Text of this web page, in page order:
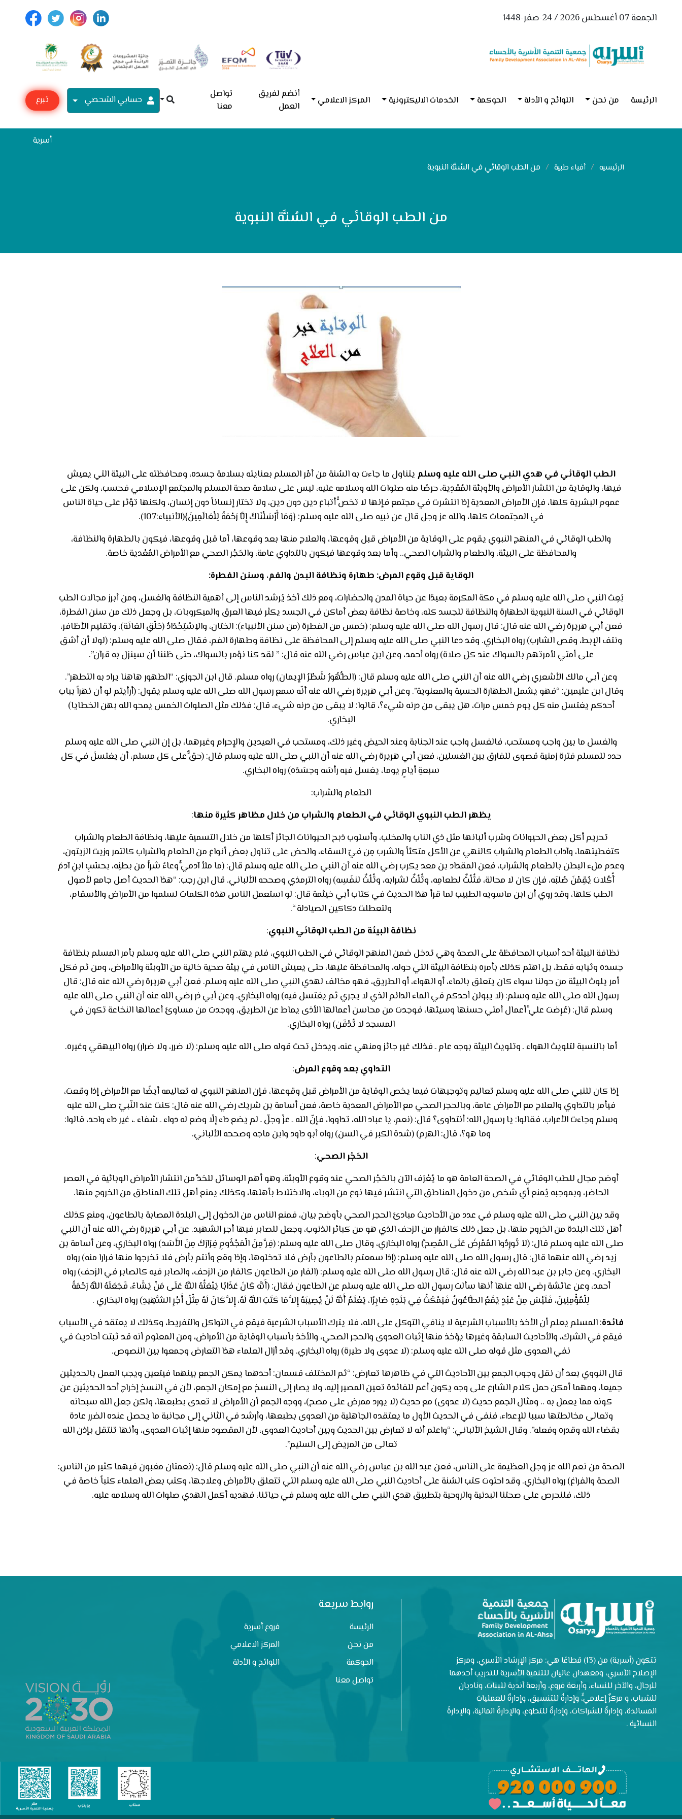
الجمعة 07 أغسطس 2026 / 24-صفر-1448
الرئيسة من نحن اللوائح و الأدلة الحوكمة الخدمات الاليكترونية المركز الاعلامي
أنضم لفريق
العمل
تواصل
معنا
حسابي الشحصي
تبرع
أسرية
الرئيسيه أفياء طبية من الطب الوقائي في السُنَّة النبوية
من الطب الوقائي في السُنَّة النبوية
الطب الوقائي في هدي النبي صلى الله عليه وسلم يتناول ما جاءت به السُنة من أمْر المسلم بعنايته بسلامة جسده، ومحافظته على البيئة التي يعيش
فيها، والوقاية من انتشار الأمراض والأوبئة المُعْدِية، حرصًا منه صلوات الله وسلامه عليه، ليس على سلامة صحة المسلم والمجتمع الإسلامي فحسب، ولكن على
عموم البشرية كلها، فإن الأمراض المعدية إذا انتشرت في مجتمع فإنها لا تخصُّ أتباع دين دون دين، ولا تختار إنساناً دون إنسان، ولكنها تؤثر على حياة الناس
في المجتمعات كلها، والله عز وجل قال عن نبيه صلى الله عليه وسلم: {وَمَا أَرْسَلْنَاكَ إِلَّا رَحْمَةً لِلْعَالَمِينَ}(الأنبياء:107).
والطب الوقائي في المنهج النبوي يقوم على الوقاية من الأمراض قبل وقوعها، والعلاج منها بعد وقوعها، أما قبل وقوعها، فيكون بالطهارة والنظافة،
والمحافظة على البيئة، والطعام والشراب الصحي.. وأما بعد وقوعها فيكون بالتداوي عامة، والحَجْر الصحي مع الأمراض المُعْدية خاصة.
الوقاية قبل وقوع المرض: طهارة ونظافة البدن والفم، وسنن الفطرة:
بُعِث النبي صلى الله عليه وسلم في مكة المكرمة بعيدًا عن حياة المدن والحضارات، ومع ذلك أخذ يُرشد الناس إلى أهمية النظافة والغسل، ومن أبرز مجالات الطب
الوقائي في السنة النبوية الطهارة والنظافة للجسد كله، وخاصة نظافة بعض أماكن في الجسد يكثر فيها العرق والميكروبات، بل وجعل ذلك من سنن الفطرة،
فعن أبي هريرة رضي الله عنه قال: قال رسول الله صلى الله عليه وسلم: (خمس من الفطرة (من سنن الأنبياء): الختان، والاِسْتِحْدَادُ (حَلْقِ العَانَة)، وتقليم الأظافر،
ونتف الإبط، وقص الشارب) رواه البخاري. وقد دعا النبي صلى الله عليه وسلم إلى المحافظة على نظافة وطهارة الفم، فقال صلى الله عليه وسلم: (لولا أن أشق
على أمتي لأمرتهم بالسواك عند كل صلاة) رواه أحمد، وعن ابن عباس رضي الله عنه قال: ” لقد كنا نؤمر بالسواك، حتى ظننا أن سينزل به قرآن”.
وعن أبي مالك الأشعري رضي الله عنه أن النبي صلى الله عليه وسلم قال: (الطُّهُورُ شَطْرُ الإيمان) رواه مسلم. قال ابن الجوزي: “الطهور هاهنا يراد به التطهر”.
وقال ابن عثيمين: “فهو يشمل الطهارة الحسية والمعنوية”. وعن أبي هريرة رضي الله عنه أنّه سمع رسول الله صلى الله عليه وسلم يقول: (أرأيتم لو أن نهراً بباب
أحدكم يغتسل منه كل يوم خمس مرات، هل يبقى من درنه شيء؟، قالوا: لا يبقى من درنه شيء، قال: فذلك مثل الصلوات الخمس يمحو الله بهن الخطايا)
البخاري.
والغسل ما بين واجب ومستحب، فالغسل واجب عند الجنابة وعند الحيض وغير ذلك، ومستحب في العيدين والإحرام وغيرهما، بل إن النبي صلى الله عليه وسلم
حدد للمسلم فترة زمنية قصوى للفارق بين الغسلين، فعن أبي هريرة رضي الله عنه أن النبي صلى الله عليه وسلم قال: (حقٌّ على كل مسلم، أن يغتسلَ في كل
سبعةِ أيامٍ يوما، يغسل فيه رأسَه وجسَدَه) رواه البخاري.
الطعام والشراب:
يظهر الطب النبوي الوقائي في الطعام والشراب من خلال مظاهر كثيرة منها:
تحريم أكل بعض الحيوانات وشرب ألبانها مثل ذي الناب والمخلب، وأسلوب ذبح الحيوانات الجائز أكلها من خلال التسمية عليها، ونظافة الطعام والشراب
كتغطيتهما، وآداب الطعام والشراب كالنهي عن الأكل متكئاً والشرب مِن فيّ السقاء، والحض على تناول بعض أنواع من الطعام والشراب كالتمر وزيت الزيتون،
وعدم ملء البطن بالطعام والشراب، فعن المقداد بن معد يكرب رضي الله عنه أن النبي صلى الله عليه وسلم قال: (ما ملأ آدميٌّ وعاءً شرًّا من بطنِه، بحسْبِ ابنِ آدمَ
أُكُلات يُقِمْنَ صُلبَه، فإن كان لا محالة، فثُلُثٌ لطعامِه، وثُلُثٌ لشرابه، وثُلُثٌ لنفَسِه) رواه الترمذي وصححه الألباني. قال ابن رجب: “هذا الحديث أصل جامع لأصول
الطب كلها، وقد روي أن ابن ماسويه الطبيب لما قرأ هذا الحديث في كتاب أبي خيثمة قال: لو استعمل الناس هذه الكلمات لسلموا من الأمراض والأسقام،
ولتعطلت دكاكين الصيادلة “.
نظافة البيئة من الطب الوقائي النبوي:
نظافة البيئة أحد أسباب المحافظة على الصحة وهي تدخل ضمن المنهج الوقائي في الطب النبوي، فلم يهتم النبي صلى الله عليه وسلم بأمر المسلم بنظافة
جسده وثيابه فقط، بل اهتم كذلك بأمره بنظافة البيئة التي حوله، والمحافظة عليها، حتى يعيش الناس في بيئة صحية خالية من الأوبئة والأمراض، ومن ثم فكل
أمر يلوث البيئة من حولنا سواء كان يتعلق بالماء، أو الهواء، أو الطريق، فهو مخالف لهدي النبي صلى الله عليه وسلم. فعن أبي هريرة رضي الله عنه قال: قال
رسول الله صلى الله عليه وسلم: (لا يبولن أحدكم في الماء الدائم الذي لا يجري ثم يغتسل فيه) رواه البخاري. وعن أبي ذر رضي الله عنه أن النبي صلى الله عليه
وسلم قال: (عُرِضت عليَّ أعمال أمتي حسنها وسيئها، فوجدت من محاسن أعمالها الأذى يماط عن الطريق، ووجدت من مساوئ أعمالها النخاعة تكون في
المسجد لا تُدْفَن) رواه البخاري.
أما بالنسبة لتلويث الهواء ـ وتلويث البيئة بوجه عام ـ فذلك غير جائز ومنهي عنه، ويدخل تحت قوله صلى الله عليه وسلم: (لا ضرر، ولا ضرار) رواه البيهقي وغيره.
التداوي بعد وقوع المرض:
إذا كان للنبي صلى الله عليه وسلم تعاليم وتوجيهات فيما يخص الوقاية من الأمراض قبل وقوعها، فإن المنهج النبوي له تعاليمه أيضًا مع الأمراض إذا وقعت،
فيأمر بالتداوي والعلاج مع الأمراض عامة، وبالحجر الصحي مع الأمراض المعدية خاصة، فعن أسامة بن شريك رضي الله عنه قال: كنت عند النّبيّ صلى الله عليه
وسلم وجاءت الأعراب، فقالوا: يا رسول الله؛ أنتداوى؟ قال: (نعم، يا عباد الله، تداووا، فإنّ الله ـ عزّ وجلّ ـ لم يضع داء إلّا وضع له دواء ـ شفاء ـ، غير داء واحد، قالوا:
وما هو؟، قال: الهرم) (شدة الكبر في السن) رواه أبو داود وابن ماجه وصححه الألباني.
الحَجْرالصحي:
أوضح مجال للطب الوقائي في الصحة العامة هو ما يُعْرَف الآن بالحَجْر الصحي عند وقوع الأوبئة، وهو أهم الوسائل للحَدِّ من انتشار الأمراض الوبائية في العصر
الحاضر، وبموجبه يُمنع أي شخص من دخول المناطق التي انتشر فيها نوع من الوباء، والاختلاط بأهلها، وكذلك يمنع أهل تلك المناطق من الخروج منها.
وقد بين النبي صلى الله عليه وسلم في عدد من الأحاديث مبادئ الحجر الصحي بأوضح بيان، فمنع الناس من الدخول إلى البلدة المصابة بالطاعون، ومنع كذلك
أهل تلك البلدة من الخروج منها، بل جعل ذلك كالفرار من الزحف الذي هو من كبائر الذنوب، وجعل للصابر فيها أجر الشهيد. عن أبي هريرة رضي الله عنه أن النبي
صلى الله عليه وسلم قال: (لاَ تُورِدُوا المُمْرِضَ عَلَى المُصِحِّ) رواه البخاري، وقال صلى الله عليه وسلم: (فِرَّ مِنَ الْمَجْذُومِ فِرَارَكَ مِنَ الأَسَد) رواه البخاري، وعن أسامة بن
زيد رضي الله عنهما قال: قال رسول الله صلى الله عليه وسلم: (إذا سمعتم بالطاعون بأرض فلا تدخلوها، وإذا وقع وأنتم بأرض فلا تخرجوا منها فرارا منه) رواه
البخاري. وعن جابر بن عبد الله رضي الله عنه قال: قال رسول الله صلى الله عليه وسلم: (الفار من الطاعون كالفار من الزحف، والصابر فيه كالصابر في الزحف) رواه
أحمد، وعن عائشة رضي الله عنها أنها سألت رسول الله صلى الله عليه وسلم عن الطاعون فقال: (أَنَّه كَانَ عَذَابًا يَبْعَثُهُ اللَّهُ عَلَى مَنْ يَشَاءُ، فَجَعَلَهُ اللَّهُ رَحْمَةً
لِلْمُؤْمِنِينَ، فَلَيْسَ مِنْ عَبْدٍ يَقَعُ الطَّاعُونُ فَيَمْكُثُ فِي بَلَدِهِ صَابِرًا، يَعْلَمُ أَنَّهُ لَنْ يُصِيبَهُ إِلاَّ مَا كَتَبَ اللَّهُ لَهُ، إِلاَّ كَانَ لَهُ مِثْلُ أَجْرِ الشَّهِيدِ) رواه البخاري .
فائدة: المسلم يعلم أن الأخذ بالأسباب الشرعية لا ينافي التوكل على الله، فلا يترك الأسباب الشرعية فيقع في التواكل والتفريط، وكذلك لا يعتقد في الأسباب
فيقع في الشرك، والأحاديث السابقة وغيرها يؤخذ منها إثبات العدوى والحجر الصحي، والأخذ بأسباب الوقاية من الأمراض، ومن المعلوم أنه قد ثبتت أحاديث في
نفي العدوى مثل قوله صلى الله عليه وسلم: (لا عدوى ولا طيرة) رواه البخاري. وقد أزال العلماء هذا التعارض وجمعوا بين النصوص.
قال النووي بعد أن نقل وجوب الجمع بين الأحاديث التي في ظاهرها تعارض: “ثم المختلف قسمان: أحدهما يمكن الجمع بينهما فيتعين ويجب العمل بالحديثين
جميعا، ومهما أمكن حمل كلام الشارع على وجه يكون أعم للفائدة تعين المصير إليه، ولا يصار إلى النسخ مع إمكان الجمع، لأن في النسخ إخراج أحد الحديثين عن
كونه مما يعمل به .. ومثال الجمع حديث (لا عدوى) مع حديث (لا يورد ممرض على مصح)، ووجه الجمع أن الأمراض لا تعدى بطبعها، ولكن جعل الله سبحانه
وتعالى مخالطتها سببا للإعداء، فنفى في الحديث الأول ما يعتقده الجاهلية من العدوى بطبعها، وأرشد في الثاني إلى مجانبة ما يحصل عنده الضرر عادة
بقضاء الله وقدره وفعله”. وقال الشيخ الألباني: “واعلم أنه لا تعارض بين الحديث وبين أحاديث العدوى، لأن المقصود منها إثبات العدوى، وأنها تنتقل بإذن الله
تعالى من المريض إلى السليم”.
الصحة من نعم الله عز وجل العظيمة على الناس، فعن عبد الله بن عباس رضي الله عنه أن النبي صلى الله عليه وسلم قال: (نعمتان مغبون فيهما كثير من الناس:
الصحة والفراغ) رواه البخاري. وقد احتوت كتب السُنة على أحاديث النبي صلى الله عليه وسلم التي تتعلق بالأمراض وعلاجها، وكتب بعض العلماء كتباً خاصة في
ذلك، فلنحرص على صحتنا البدنية والروحية بتطبيق هدي النبي صلى الله عليه وسلم في حياتنا، فهديه أكمل الهدي صلوات الله وسلامه عليه.
تتكون (أسرية) من (13) قطاعًا هي: مركز الإرشاد الأسري، ومركز
الإصلاح الأسري، ومعهدان عاليان للتنمية الأسرية للتدريب أحدهما
للرجال، والآخر للنساء، وأربعة فروع، وأربعة أندية للبنات، وناديان
للشباب، و مركزٌ إعلاميٌّ، وإدارةٌ للتنسيق، وإدارةٌ للعمليات
المساندة، وإدارةٌ للشراكات، وإدارةٌ للتطوع، والإدارةُ المالية، والإدارةُ
النسائية .
روابط سريعة
الرئيسة
فروع أسرية
من نحن
المركز الاعلامي
الحوكمة
اللوائح و الأدلة
تواصل معنا